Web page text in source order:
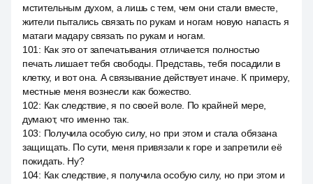
мстительным духом, а лишь с тем, чем они стали вместе,
жители пытались связать по рукам и ногам новую напасть я
матаги мадару связать по рукам и ногам.
101 : Как это от запечатывания отличается полностью
печать лишает тебя свободы. Представь, тебя посадили в
клетку, и вот она. А связывание действует иначе. К примеру,
местные меня вознесли как божество.
102: Как следствие, я по своей воле. По крайней мере,
думают, что именно так.
103: Получила особую силу, но при этом и стала обязана
защищать. По сути, меня привязали к горе и запретили её
покидать. Ну?
104: Как следствие, я получила особую силу, но при этом и